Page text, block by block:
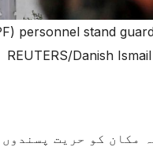
personnel stand
REUTERS/Danish Ismail
مکان کو حریت